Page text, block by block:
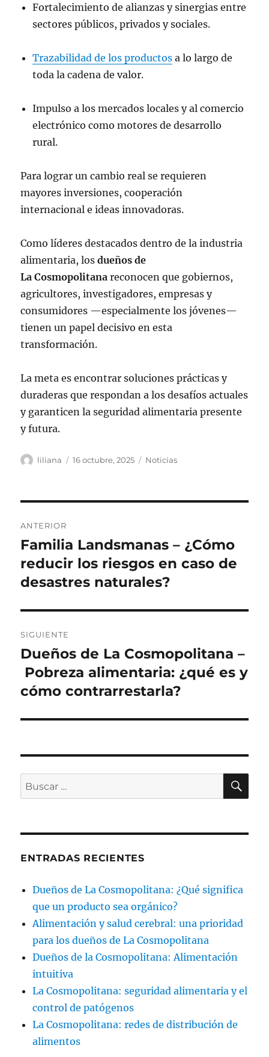
Fortalecimiento de alianzas y sinergias entre
sectores públicos, privados y sociales.
Trazabilidad de los productos a lo largo de
toda la cadena de valor.
Impulso a los mercados locales y al comercio
electrónico como motores de desarrollo
rural.
Para lograr un cambio real se requieren
mayores inversiones, cooperación
internacional e ideas innovadoras.
Como líderes destacados dentro de la industria
alimentaria, losdueños de
La Cosmopolitana reconocen que gobiernos,
agricultores, investigadores, empresas y
consumidores —especialmente los jóvenes—
tienen un papel decisivo en esta
transformación.
La meta es encontrar soluciones prácticas y
duraderas que respondan a los desafíos actuales
y garanticen la seguridad alimentaria presente
y futura.
Autor
liliana
Publicado
16 octubre, 2025 Categorías
Noticias
de
entradas
ANTERIOR
Entrada
anterior:
Familia Landsmanas – ¿Cómo
reducir los riesgos en caso de
desastres naturales?
SIGUIENTE
Siguiente
entrada:
Dueños de La Cosmopolitana –
Pobreza alimentaria: ¿qué es y
cómo contrarrestarla?
Buscar
por:
ENTRADAS RECIENTES
Dueños de La Cosmopolitana: ¿Qué significa
que un producto sea orgánico?
Alimentación y salud cerebral: una prioridad
para los dueños de La Cosmopolitana
Dueños de la Cosmopolitana: Alimentación
intuitiva
La Cosmopolitana: seguridad alimentaria y el
control de patógenos
La Cosmopolitana: redes de distribución de
alimentos